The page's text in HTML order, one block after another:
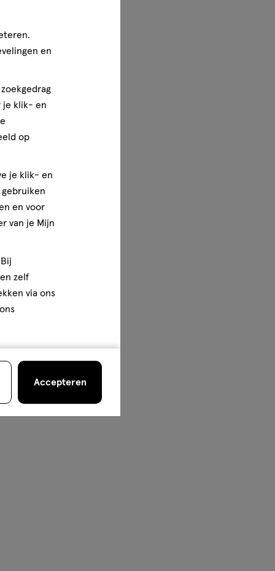
en
je klik- en
op
je klik- en
en voor
van je Mijn
zelf
via ons
Accepteren